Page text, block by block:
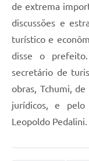
de extrema
discussões e
turístico e
disse o prefeito.
secretário de
obras, Tchumi,
jurídicos, e pelo
Leopoldo Pedalini.